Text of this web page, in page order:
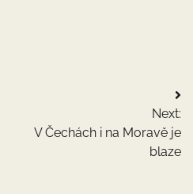
Next:
V Čechách i na Moravě je
blaze